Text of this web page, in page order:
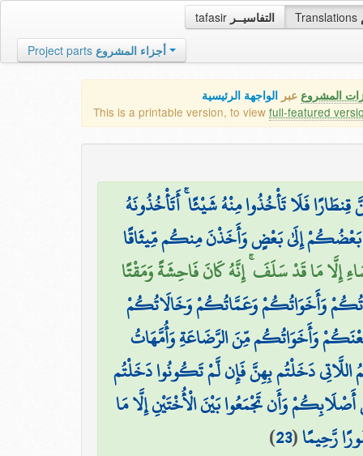
tafasir التفاسيــر Translations
Project parts أجزاء المشروع
المشروع عبر الواجهة الرئيسية
This is a printable version, to view full-featured
فَلَا تَأْخُذُوا مِنْهُ شَيْئًا ۚ أَتَأْخُذُونَهُ
إِلَىٰ بَعْضٍ وَأَخَذْنَ مِنكُم مِّيثَاقًا
إِلَّا مَا قَدْ سَلَفَ ۚ إِنَّهُ كَانَ فَاحِشَةً وَمَقْتًا
وَأَخَوَاتُكُمْ وَعَمَّاتُكُمْ وَخَالَاتُكُمْ
وَأَخَوَاتُكُم مِّنَ الرَّضَاعَةِ وَأُمَّهَاتُ
دَخَلْتُم بِهِنَّ فَإِن لَّمْ تَكُونُوا دَخَلْتُم
وَأَن تَجْمَعُوا بَيْنَ الْأُخْتَيْنِ إِلَّا مَا
رَّحِيمًا(
23
)